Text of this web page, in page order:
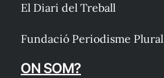
El Diari del Treball
Fundació Periodisme Plural
ON SOM?